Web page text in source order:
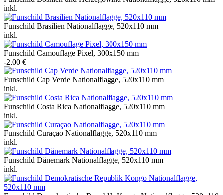
inkl.
Funschild Brasilien Nationalflagge, 520x110 mm
inkl.
Funschild Camouflage Pixel, 300x150 mm
-2,00 €
Funschild Cap Verde Nationalflagge, 520x110 mm
inkl.
Funschild Costa Rica Nationalflagge, 520x110 mm
inkl.
Funschild Curaçao Nationalflagge, 520x110 mm
inkl.
Funschild Dänemark Nationalflagge, 520x110 mm
inkl.